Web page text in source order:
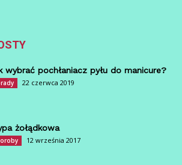
wybrać pochłaniacz pyłu do manicure?
22 czerwca 2019
żołądkowa
12 września 2017